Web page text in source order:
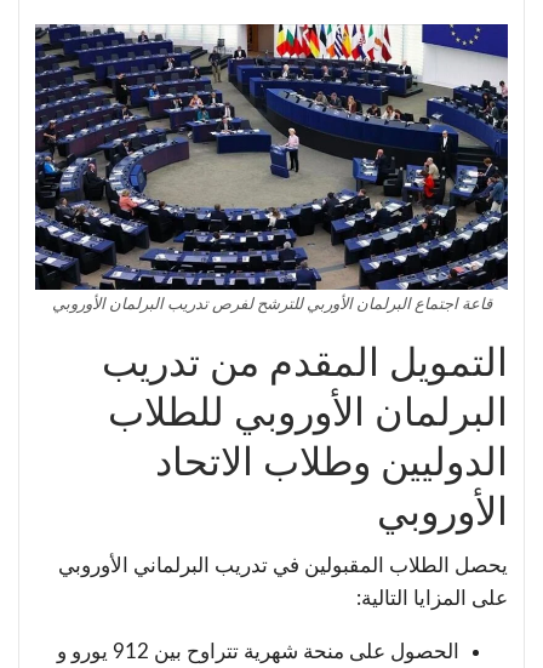
قاعة اجتماع البرلمان الأوربي للترشح لفرص تدريب البرلمان الأوروبي
التمويل المقدم من تدريب
البرلمان الأوروبي للطلاب
الدوليين وطلاب الاتحاد
الأوروبي
يحصل الطلاب المقبولين في تدريب البرلماني الأوروبي
على المزايا التالية:
الحصول على منحة شهرية تتراوح بين 912 يورو و